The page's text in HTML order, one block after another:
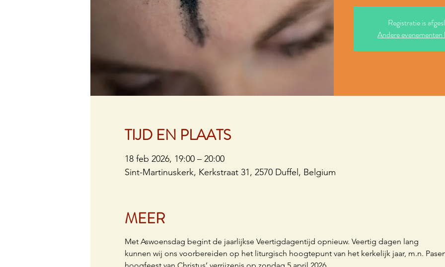
Registratie is
Andere evenementen
TIJD EN PLAATS
18 feb 2026, 19:00 – 20:00
Sint-Martinuskerk, Kerkstraat 31, 2570 Duffel, Belgium
MEER
Met Aswoensdag begint de jaarlijkse Veertigdagentijd opnieuw. Veertig dagen lang
kunnen wij ons voorbereiden op het liturgisch hoogtepunt van het kerkelijk jaar, m.n.